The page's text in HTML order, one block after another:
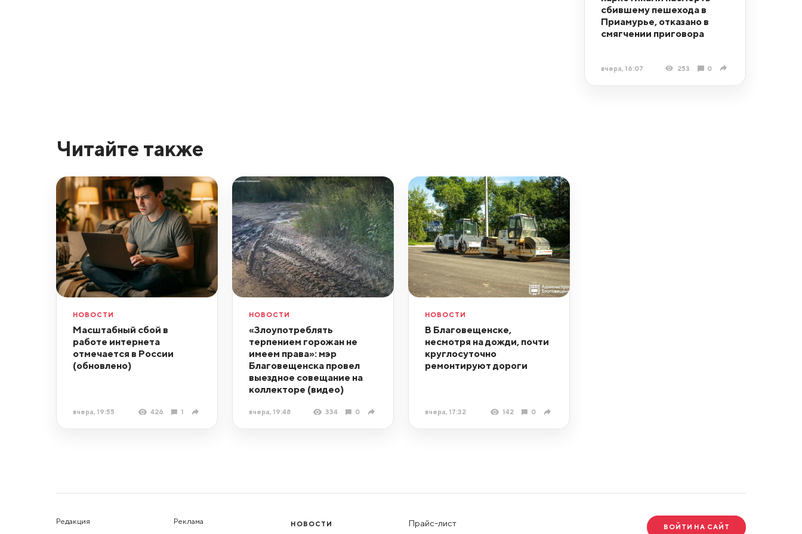
сбившему пешехода в
Приамурье, отказано в
смягчении приговора
вчера, 16:07 253 0
Читайте также
НОВОСТИ
Масштабный сбой в
работе интернета
отмечается в России
(обновлено)
вчера, 19:55 426 1
НОВОСТИ
«Злоупотреблять
терпением горожан не
имеем права»: мэр
Благовещенска провел
выездное совещание на
коллекторе (видео)
вчера, 19:48 334 0
НОВОСТИ
В Благовещенске,
несмотря на дожди, почти
круглосуточно
ремонтируют дороги
вчера, 17:32 142 0
Редакция Реклама НОВОСТИ Прайс-лист ВОЙТИ НА САЙТ